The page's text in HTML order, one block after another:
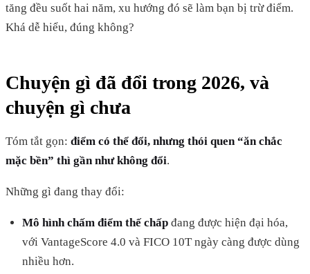
tăng đều suốt hai năm, xu hướng đó sẽ làm bạn bị trừ điểm.
Khá dễ hiểu, đúng không?
Chuyện gì đã đổi trong 2026, và
chuyện gì chưa
Tóm tắt gọn: điểm có thể đổi, nhưng thói quen “ăn chắc
mặc bền” thì gần như không đổi.
Những gì đang thay đổi:
Mô hình chấm điểm thế chấp đang được hiện đại hóa,
với VantageScore 4.0 và FICO 10T ngày càng được dùng
nhiều hơn.